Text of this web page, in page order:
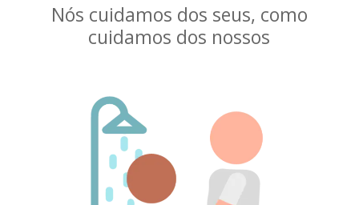
Nós cuidamos dos seus, como
cuidamos dos nossos